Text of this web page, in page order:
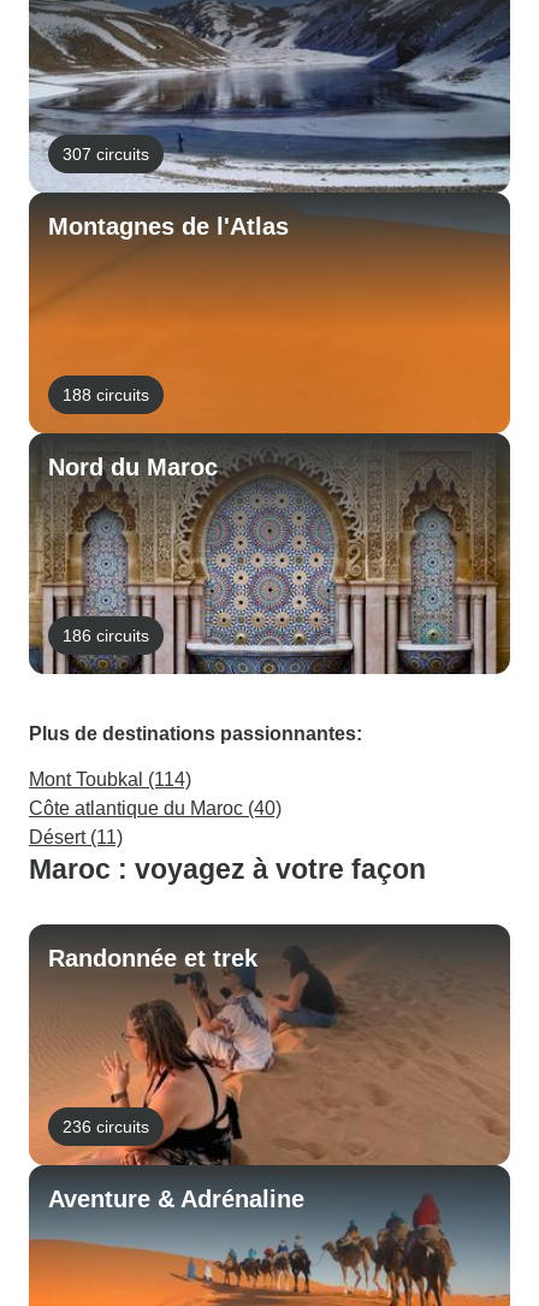
307 circuits
Montagnes de l'Atlas
188 circuits
Nord du Maroc
186 circuits
Plus de destinations passionnantes:
Mont Toubkal (114)
Côte atlantique du Maroc (40)
Désert (11)
Maroc : voyagez à votre façon
Randonnée et trek
236 circuits
Aventure & Adrénaline